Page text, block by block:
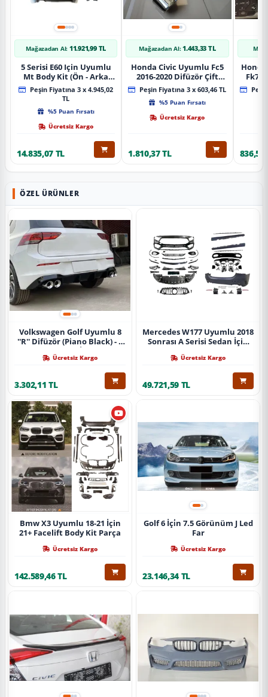
Mağazadan Al: 11.921,99 TL
5 Serisi E60 Için Uyumlu
Mt Body Kit (Ön - Arka
Tampon -Marspiyel )
Peşin Fiyatına 3 x 4.945,02
TL
%5 Puan Fırsatı
Ücretsiz Kargo
14.835,07 TL
Mağazadan Al: 1.443,33 TL
Honda Civic Uyumlu Fc5
2016-2020 Difüzör Çift
Çıkış İçin Egzoz Seti
Peşin Fiyatına 3 x 603,46 TL
%5 Puan Fırsatı
Ücretsiz Kargo
1.810,37 TL
Fk7
836,51
ÖZEL ÜRÜNLER
Volkswagen Golf Uyumlu 8
''R'' Difüzör (Piano Black) - 4
Paket İçin)
Ücretsiz Kargo
3.302,11 TL
Mercedes W177 Uyumlu 2018
Sonrası A Serisi Sedan İçin
Tamponlu Set)
Ücretsiz Kargo
49.721,59 TL
Bmw X3 Uyumlu 18-21 İçin
21+ Facelift Body Kit Parça
Ücretsiz Kargo
142.589,46 TL
Golf 6 İçi̇n 7.5 Görünüm J Led
Far
Ücretsiz Kargo
23.146,34 TL